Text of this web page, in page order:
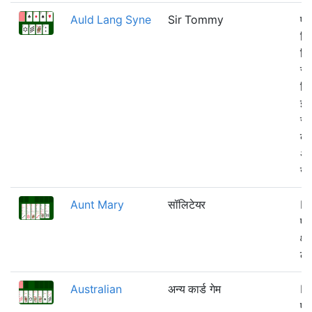
Auld Lang Syne Sir Tommy
से
Aunt Mary सॉलिटेयर
Australian अन्य कार्ड गेम